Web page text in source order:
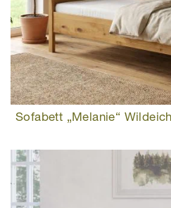
Sofabett „Melanie“